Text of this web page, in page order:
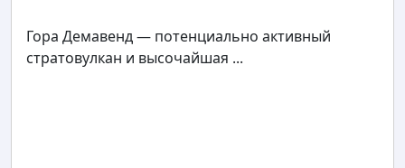
Гора Демавенд — потенциально активный
стратовулкан и высочайшая ...